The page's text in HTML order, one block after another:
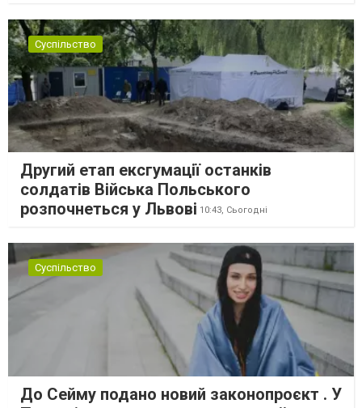
Суспільство
Другий етап ексгумації останків
солдатів Війська Польського
розпочнеться у Львові 10:43, Сьогодні
Суспільство
До Сейму подано новий законопроєкт . У